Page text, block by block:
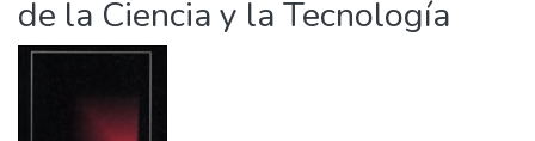
de la Ciencia y la Tecnología